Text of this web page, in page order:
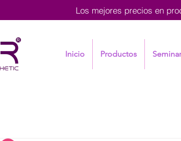
Los mejores precios en
Inicio Productos